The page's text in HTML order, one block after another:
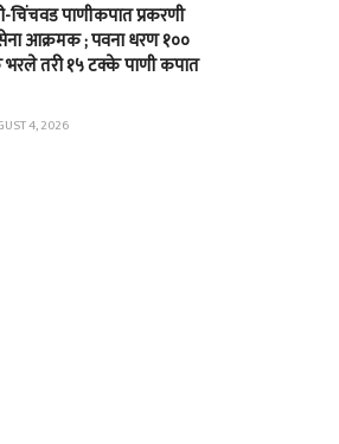
चिंचवड पाणीकपात प्रकरणी
आक्रमक ; पवना धरण १००
तरी १५ टक्के पाणी कपात
4, 2026